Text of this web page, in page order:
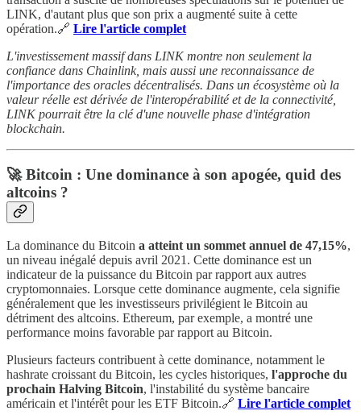
LINK, d'autant plus que son prix a augmenté suite à cette
opération.🔗 Lire l'article complet
L'investissement massif dans LINK montre non seulement la
confiance dans Chainlink, mais aussi une reconnaissance de
l'importance des oracles décentralisés. Dans un écosystème où la
valeur réelle est dérivée de l'interopérabilité et de la connectivité,
LINK pourrait être la clé d'une nouvelle phase d'intégration
blockchain.
🚀Bitcoin : Une dominance à son apogée, quid des
altcoins ?
La dominance du Bitcoin a atteint un sommet annuel de 47,15%,
un niveau inégalé depuis avril 2021. Cette dominance est un
indicateur de la puissance du Bitcoin par rapport aux autres
cryptomonnaies. Lorsque cette dominance augmente, cela signifie
généralement que les investisseurs privilégient le Bitcoin au
détriment des altcoins. Ethereum, par exemple, a montré une
performance moins favorable par rapport au Bitcoin.
Plusieurs facteurs contribuent à cette dominance, notamment le
hashrate croissant du Bitcoin, les cycles historiques, l'approche du
prochain Halving Bitcoin, l'instabilité du système bancaire
américain et l'intérêt pour les ETF Bitcoin.🔗 Lire l'article complet